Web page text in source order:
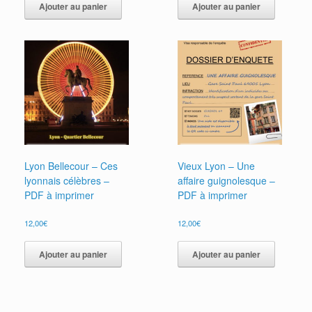
Ajouter au panier Ajouter au panier
Lyon Bellecour – Ces
lyonnais célèbres –
PDF à imprimer
12,00€
Ajouter au panier
Vieux Lyon – Une
affaire guignolesque –
PDF à imprimer
12,00€
Ajouter au panier